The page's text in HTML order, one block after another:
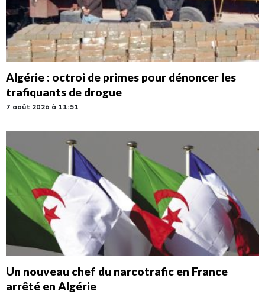
Algérie : octroi de primes pour dénoncer les
trafiquants de drogue
7 août 2026 à 11:51
Un nouveau chef du narcotrafic en France
arrêté en Algérie